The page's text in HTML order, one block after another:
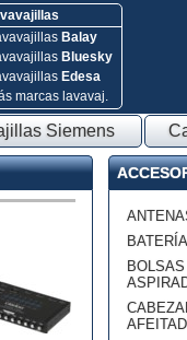
Balay
Bluesky
Edesa
marcas lavavaj.
Siemens
BOLSAS